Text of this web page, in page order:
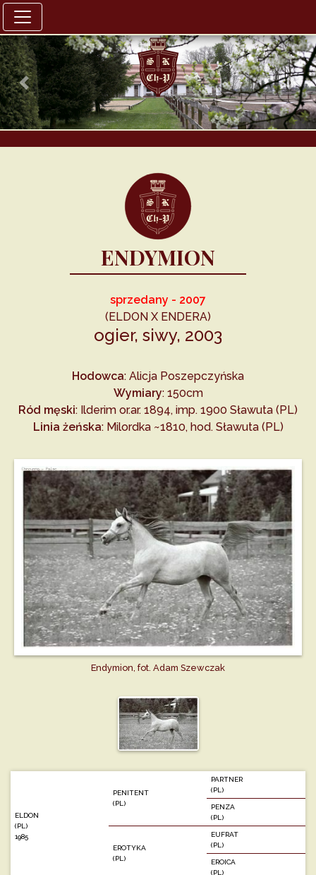
Previous Next
ENDYMION
sprzedany - 2007
(ELDON X ENDERA)
ogier, siwy, 2003
Hodowca: Alicja Poszepczyńska
Wymiary: 150cm
Ród męski: Ilderim or.ar. 1894, imp. 1900 Sławuta (PL)
Linia żeńska: Milordka ~1810, hod. Sławuta (PL)
Endymion, fot. Adam Szewczak
ELDON
(PL)
1985
PENITENT
(PL)
PARTNER
(PL)
PENZA
(PL)
EROTYKA
(PL)
EUFRAT
(PL)
EROICA
(PL)